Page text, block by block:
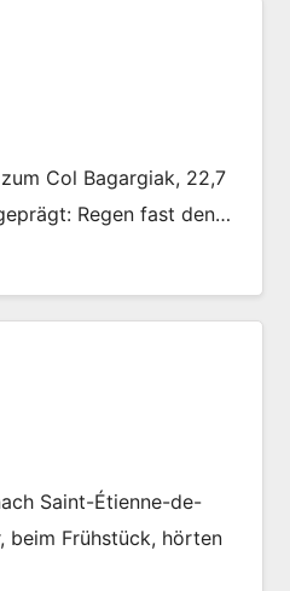
Col Bagargiak, 22,7
Regen fast den…
Saint-Étienne-de-
beim Frühstück, hörten